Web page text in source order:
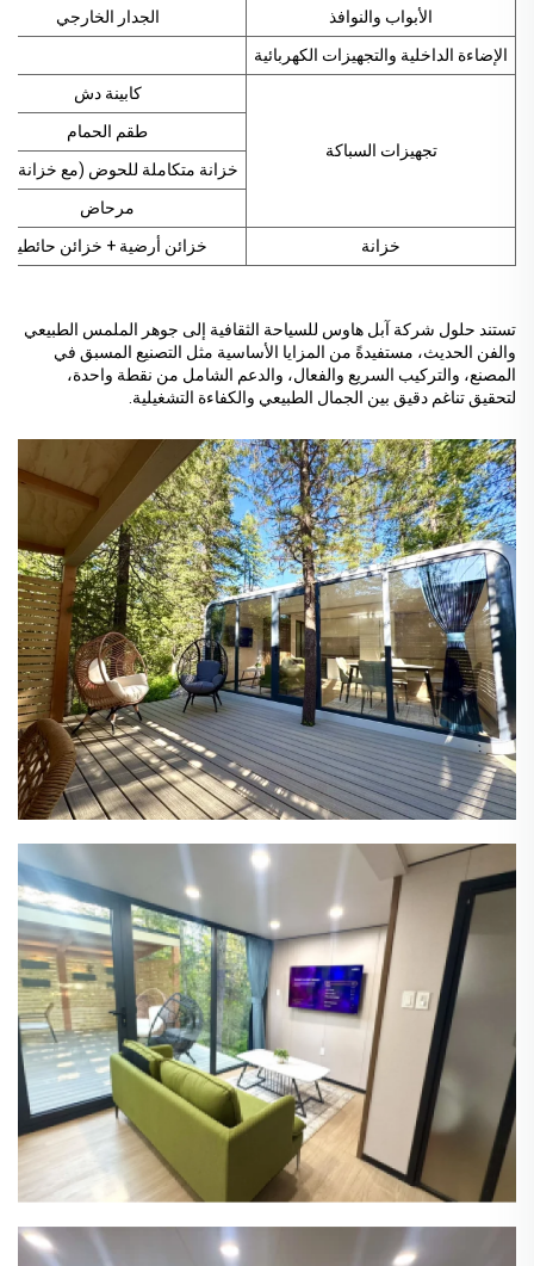
الأبواب والنوافذ
الجدار الخارجي
الإضاءة الداخلية والتجهيزات الكهربائية
تجهيزات السباكة
كابينة دش
طقم الحمام
خزانة متكاملة للحوض (مع خزانة
مرحاض
خزانة
خزائن أرضية + خزائن حائطية
تستند حلول شركة آبل هاوس للسياحة الثقافية إلى جوهر الملمس الطبيعي
والفن الحديث، مستفيدةً من المزايا الأساسية مثل التصنيع المسبق في
المصنع، والتركيب السريع والفعال، والدعم الشامل من نقطة واحدة،
لتحقيق تناغم دقيق بين الجمال الطبيعي والكفاءة التشغيلية.